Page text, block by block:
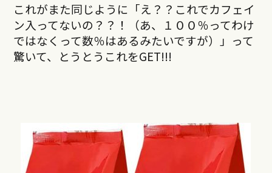
これがまた同じように「え？？これでカフェイ
ン入ってないの？？！（あ、１００％ってわけ
ではなくって数％はあるみたいですが）」って
驚いて、とうとうこれをGET!!!